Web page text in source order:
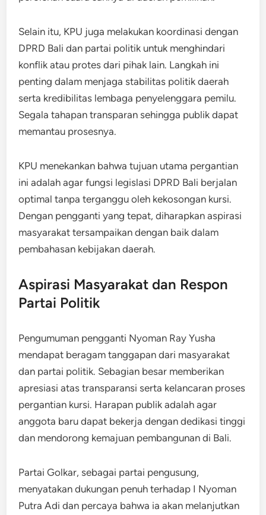
Selain itu, KPU juga melakukan koordinasi dengan
DPRD Bali dan partai politik untuk menghindari
konflik atau protes dari pihak lain. Langkah ini
penting dalam menjaga stabilitas politik daerah
serta kredibilitas lembaga penyelenggara pemilu.
Segala tahapan transparan sehingga publik dapat
memantau prosesnya.
KPU menekankan bahwa tujuan utama pergantian
ini adalah agar fungsi legislasi DPRD Bali berjalan
optimal tanpa terganggu oleh kekosongan kursi.
Dengan pengganti yang tepat, diharapkan aspirasi
masyarakat tersampaikan dengan baik dalam
pembahasan kebijakan daerah.
Aspirasi Masyarakat dan Respon
Partai Politik
Pengumuman pengganti Nyoman Ray Yusha
mendapat beragam tanggapan dari masyarakat
dan partai politik. Sebagian besar memberikan
apresiasi atas transparansi serta kelancaran proses
pergantian kursi. Harapan publik adalah agar
anggota baru dapat bekerja dengan dedikasi tinggi
dan mendorong kemajuan pembangunan di Bali.
Partai Golkar, sebagai partai pengusung,
menyatakan dukungan penuh terhadap I Nyoman
Putra Adi dan percaya bahwa ia akan melanjutkan